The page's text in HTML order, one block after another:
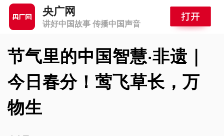
央广网
讲好中国故事 传播中国声音
节气里的中国智慧·非遗｜
今日春分！莺飞草长，万
物生